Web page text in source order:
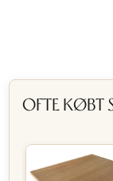
OFTE KØBT